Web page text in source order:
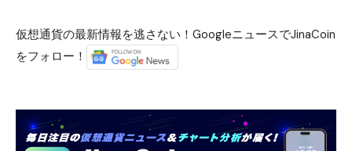
仮想通貨の最新情報を逃さない！GoogleニュースでJinaCoin
をフォロー！